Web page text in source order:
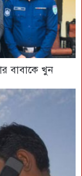
বাবাকে খুন